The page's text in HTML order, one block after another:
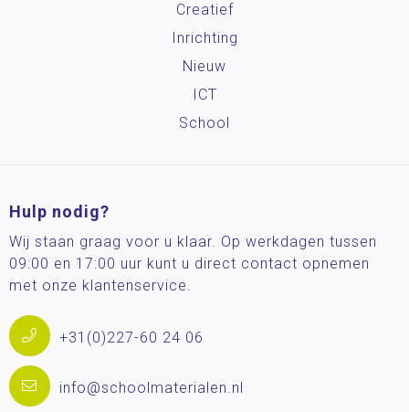
Creatief
Inrichting
Nieuw
ICT
School
Hulp nodig?
Wij staan graag voor u klaar. Op werkdagen tussen
09:00 en 17:00 uur kunt u direct contact opnemen
met onze klantenservice.
+31(0)227-60 24 06
info@schoolmaterialen.nl